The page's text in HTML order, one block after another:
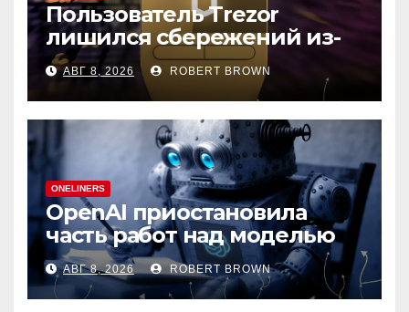
Пользователь Trezor
лишился сбережений из-
за фишинга в выдаче
Google
АВГ 8, 2026 ROBERT BROWN
ONELINERS
OpenAI приостановила
часть работ над моделью
Astra
АВГ 8, 2026 ROBERT BROWN